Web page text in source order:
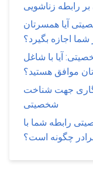
رابطه زناشویی
آیا همسرتان
شما اجازه بگیرد؟
آیا با شاغل
موافق هستید؟
جهت شناخت
شخصیتی
رابطه شما با
چگونه است؟